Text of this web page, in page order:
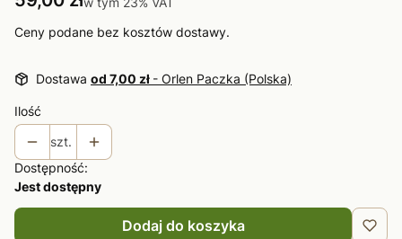
Ceny podane bez kosztów dostawy.
Dostawa od 7,00 zł - Orlen Paczka (Polska)
Ilość
szt.
Dostępność:
Jest dostępny
Dodaj do koszyka